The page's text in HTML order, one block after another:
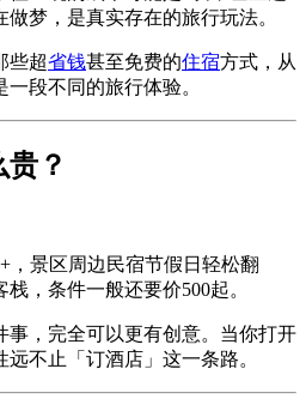
梦，是真实存在的旅行玩法。
些超省钱甚至免费的住宿方式，从
段不同的旅行体验。
？
，景区周边民宿节假日轻松翻
，条件一般还要价500起。
事，完全可以更有创意。当你打开
远不止「订酒店」这一条路。